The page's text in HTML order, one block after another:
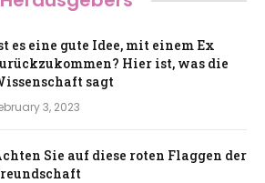
es eine gute Idee, mit einem Ex
Hier ist, was die
sagt
3, 2023
Sie auf diese roten Flaggen der